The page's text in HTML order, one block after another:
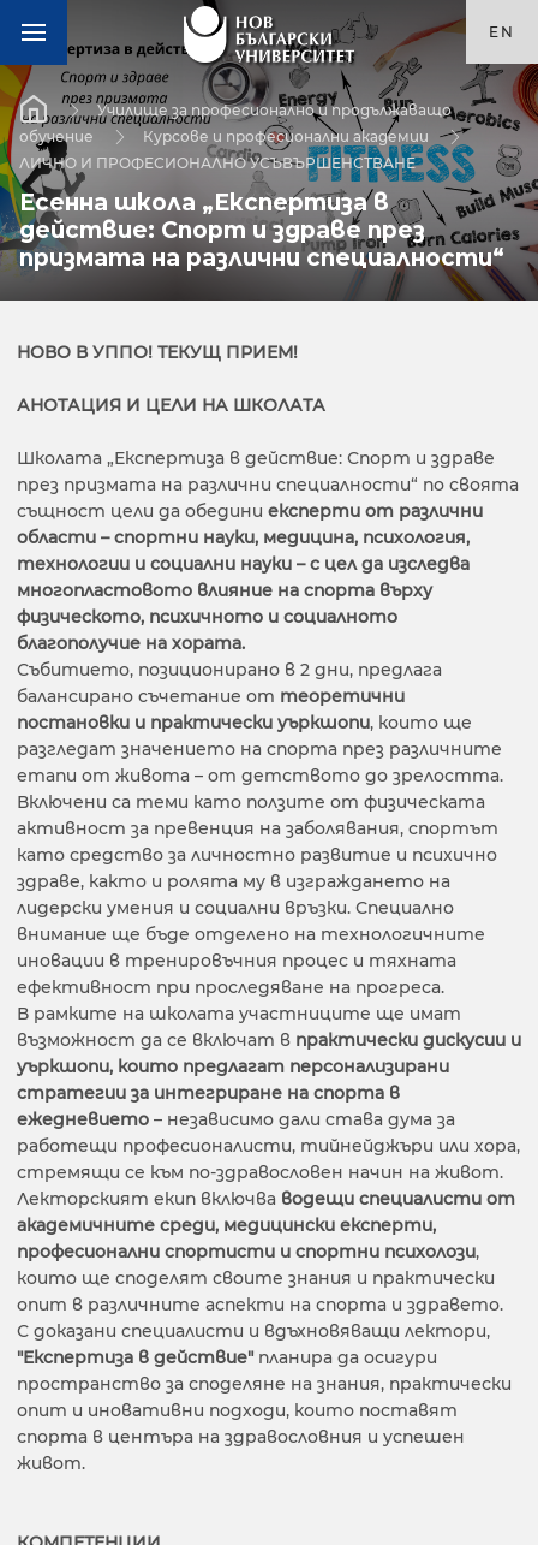
EN
Училище за професионално и продължаващо
обучение
Курсове и професионални академии
ЛИЧНО И ПРОФЕСИОНАЛНО УСЪВЪРШЕНСТВАНЕ
Есенна школа „Експертиза в
действие: Спорт и здраве през
призмата на различни специалности“
НОВО В УППО! ТЕКУЩ ПРИЕМ!
АНОТАЦИЯ И ЦЕЛИ НА ШКОЛАТА
Школата „Експертиза в действие: Спорт и здраве
през призмата на различни специалности“ по своята
същност цели да обедини експерти от различни
области – спортни науки, медицина, психология,
технологии и социални науки – с цел да изследва
многопластовото влияние на спорта върху
физическото, психичното и социалното
благополучие на хората.
Събитието, позиционирано в 2 дни, предлага
балансирано съчетание от теоретични
постановки и практически уъркшопи, които ще
разгледат значението на спорта през различните
етапи от живота – от детството до зрелостта.
Включени са теми като ползите от физическата
активност за превенция на заболявания, спортът
като средство за личностно развитие и психично
здраве, както и ролята му в изграждането на
лидерски умения и социални връзки. Специално
внимание ще бъде отделено на технологичните
иновации в тренировъчния процес и тяхната
ефективност при проследяване на прогреса.
В рамките на школата участниците ще имат
възможност да се включат в практически дискусии и
уъркшопи, които предлагат персонализирани
стратегии за интегриране на спорта в
ежедневието – независимо дали става дума за
работещи професионалисти, тийнейджъри или хора,
стремящи се към по-здравословен начин на живот.
Лекторският екип включва водещи специалисти от
академичните среди, медицински експерти,
професионални спортисти и спортни психолози,
които ще споделят своите знания и практически
опит в различните аспекти на спорта и здравето.
С доказани специалисти и вдъхновяващи лектори,
"Експертиза в действие" планира да осигури
пространство за споделяне на знания, практически
опит и иновативни подходи, които поставят
спорта в центъра на здравословния и успешен
живот.